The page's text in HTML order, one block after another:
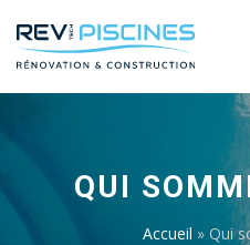
QUI
Accueil » Qui